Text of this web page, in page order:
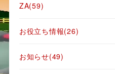
ZA(59)
お役立ち情報(26)
お知らせ(49)